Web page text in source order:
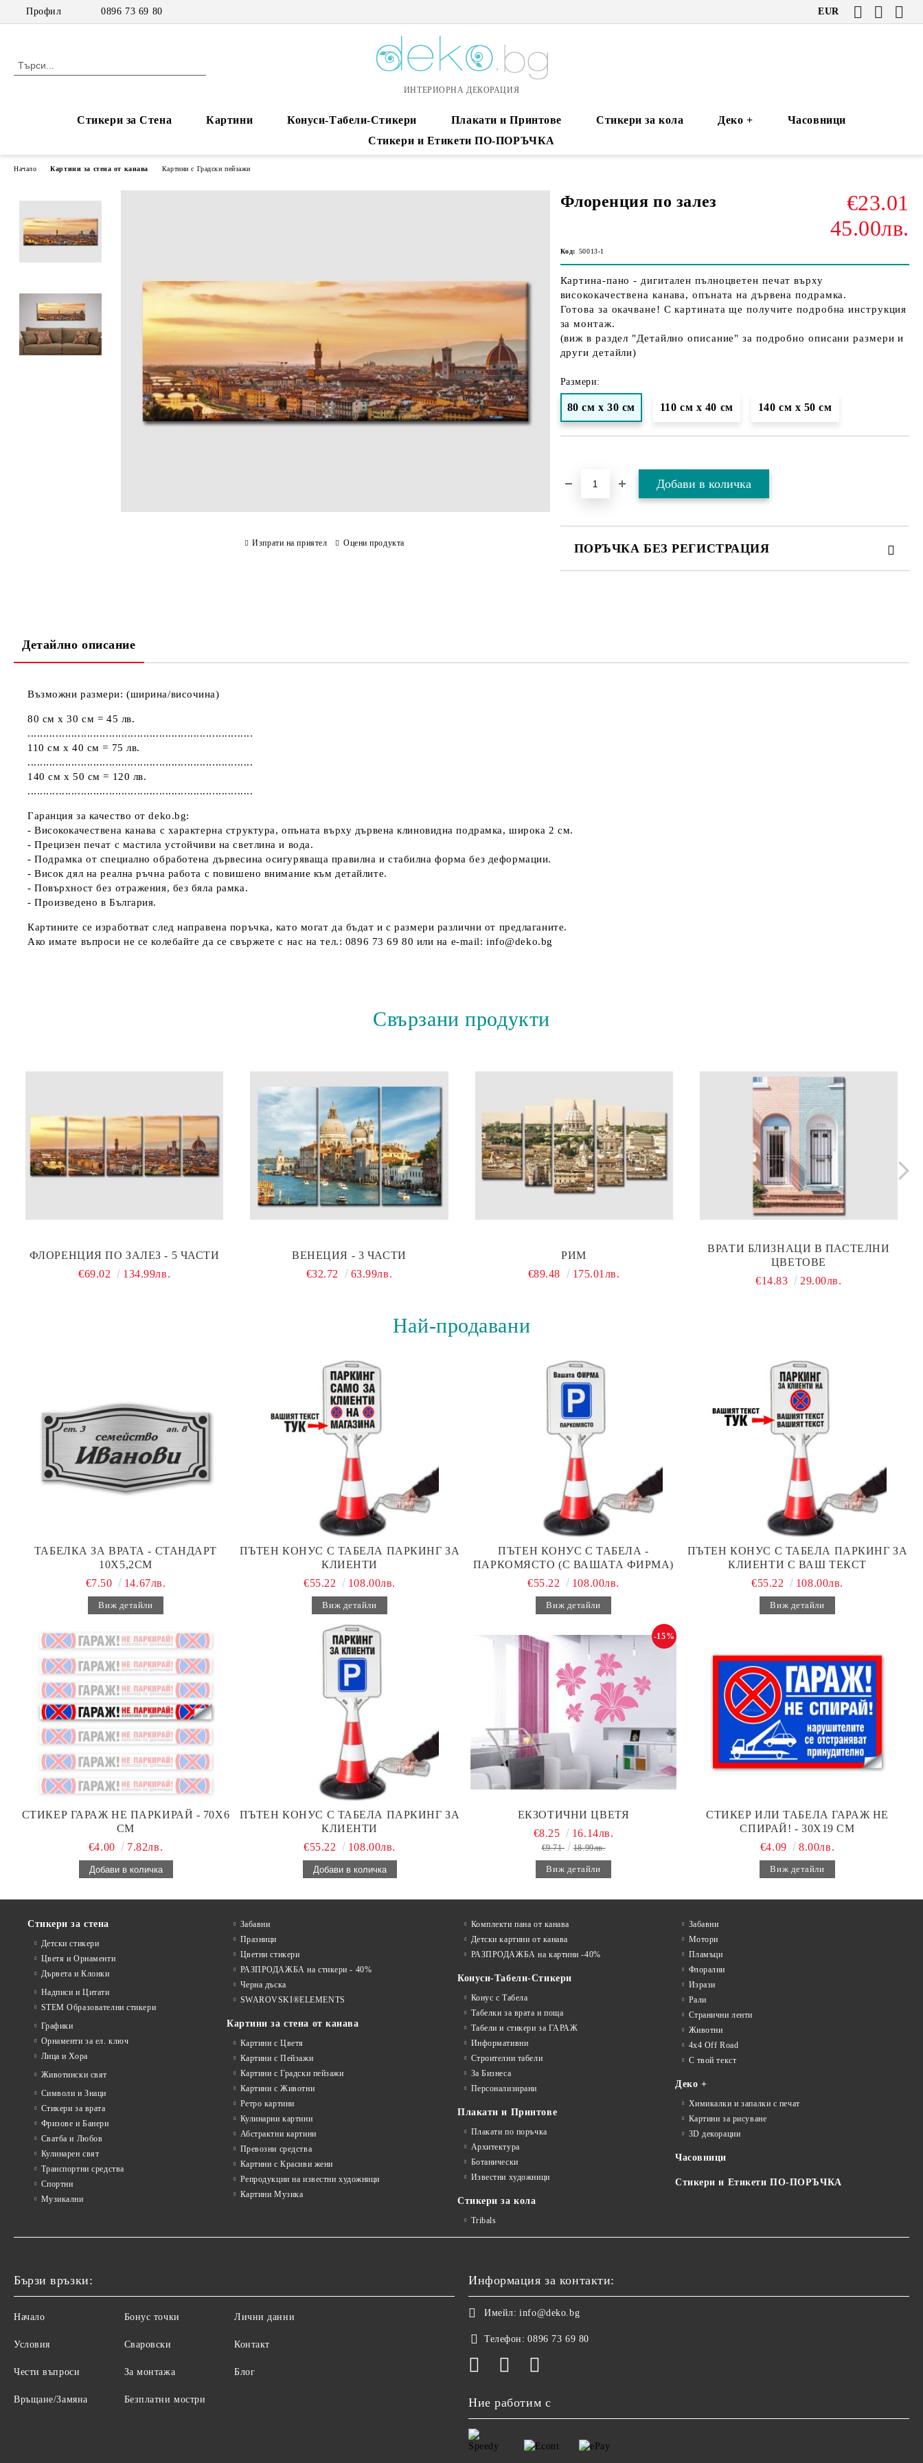
Профил 0896 73 69 80 EUR
ИНТЕРИОРНА ДЕКОРАЦИЯ
Стикери за Стена Картини Конуси-Табели-Стикери Плакати и Принтове Стикери за кола Деко +
Часовници
Стикери и Етикети ПО-ПОРЪЧКА
Начало Картини за стена от канава Картини с Градски пейзажи
Флоренция по залез
€23.01
45.00лв.
Код: 50013-1
Картина-пано - дигитален пълноцветен печат върху
висококачествена канава, опъната на дървена подрамка.
Готова за окачване! С картината ще получите подробна инструкция
за монтаж.
(виж в раздел "Детайлно описание" за подробно описани размери и
други детайли)
Размери:
80 см х 30 см 110 см х 40 см 140 см х 50 см
ПОРЪЧКА БЕЗ РЕГИСТРАЦИЯ
Изпрати на приятел Оцени продукта
Детайлно описание
Възможни размери: (ширина/височина)
80 см х 30 см = 45 лв.
........................................................................
110 см х 40 см = 75 лв.
........................................................................
140 см х 50 см = 120 лв.
........................................................................
Гаранция за качество от deko.bg:
- Висококачествена канава с характерна структура, опъната върху дървена клиновидна подрамка, широка 2 см.
- Прецизен печат с мастила устойчиви на светлина и вода.
- Подрамка от специално обработена дървесина осигуряваща правилна и стабилна форма без деформации.
- Висок дял на реална ръчна работа с повишено внимание към детайлите.
- Повърхност без отражения, без бяла рамка.
- Произведено в България.
Картините се изработват след направена поръчка, като могат да бъдат и с размери различни от предлаганите.
Ако имате въпроси не се колебайте да се свържете с нас на тел.: 0896 73 69 80 или на e-mail: info@deko.bg
Свързани продукти
ФЛОРЕНЦИЯ ПО ЗАЛЕЗ - 5 ЧАСТИ
€69.02
134.99лв.
ВЕНЕЦИЯ - 3 ЧАСТИ
€32.72
63.99лв.
РИМ
€89.48
175.01лв.
ВРАТИ БЛИЗНАЦИ В ПАСТЕЛНИ
ЦВЕТОВЕ
€14.83
29.00лв.
Най-продавани
ТАБЕЛКА ЗА ВРАТА - СТАНДАРТ
10Х5,2СМ
€7.50
14.67лв.
Виж детайли
ПЪТЕН КОНУС С ТАБЕЛА ПАРКИНГ ЗА
КЛИЕНТИ
€55.22
108.00лв.
Виж детайли
ПЪТЕН КОНУС С ТАБЕЛА -
ПАРКОМЯСТО (С ВАШАТА ФИРМА)
€55.22
108.00лв.
Виж детайли
ПЪТЕН КОНУС С ТАБЕЛА ПАРКИНГ ЗА
КЛИЕНТИ С ВАШ ТЕКСТ
€55.22
108.00лв.
Виж детайли
СТИКЕР ГАРАЖ НЕ ПАРКИРАЙ - 70Х6
СМ
€4.00
7.82лв.
ПЪТЕН КОНУС С ТАБЕЛА ПАРКИНГ ЗА
КЛИЕНТИ
€55.22
108.00лв.
ЕКЗОТИЧНИ ЦВЕТЯ
-15%
€8.25 16.14лв.
€9.71 18.99лв.
Виж детайли
СТИКЕР ИЛИ ТАБЕЛА ГАРАЖ НЕ
СПИРАЙ! - 30Х19 СМ
€4.09
8.00лв.
Виж детайли
Стикери за стена
Детски стикери
Цветя и Орнаменти
Дървета и Клонки
Надписи и Цитати
STEM Образователни стикери
Графики
Орнаменти за ел. ключ
Лица и Хора
Животински свят
Символи и Знаци
Стикери за врата
Фризове и Банери
Сватба и Любов
Кулинарен свят
Транспортни средства
Спортни
Музикални
Забавни
Празници
Цветни стикери
РАЗПРОДАЖБА на стикери - 40%
Черна дъска
SWAROVSKI®ELEMENTS
Картини за стена от канава
Картини с Цветя
Картини с Пейзажи
Картини с Градски пейзажи
Картини с Животни
Ретро картини
Кулинарни картини
Абстрактни картини
Превозни средства
Картини с Красиви жени
Репродукции на известни художници
Картини Музика
Комплекти пана от канава
Детски картини от канава
РАЗПРОДАЖБА на картини -40%
Конуси-Табели-Стикери
Конус с Табела
Табелки за врата и поща
Табели и стикери за ГАРАЖ
Информативни
Строителни табели
За Бизнеса
Персонализирани
Плакати и Принтове
Плакати по поръчка
Архитектура
Ботанически
Известни художници
Стикери за кола
Tribals
Забавни
Мотори
Пламъци
Флорални
Изрази
Рали
Странични ленти
Животни
4x4 Off Road
С твой текст
Деко +
Химикалки и запалки с печат
Картини за рисуване
3D декорации
Часовници
Стикери и Етикети ПО-ПОРЪЧКА
Бързи връзки:
Начало
Условия
Чести въпроси
Връщане/Замяна
Бонус точки
Сваровски
За монтажа
Безплатни мостри
Лични данни
Контакт
Блог
Информация за контакти:
Имейл: info@deko.bg
Телефон: 0896 73 69 80
Ние работим с